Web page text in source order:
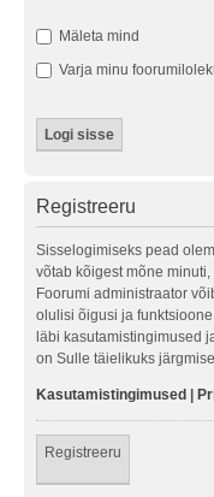
Mäleta mind
Varja minu
Registreeru
Sisselogimiseks pead
võtab kõigest mõne
Foorumi administraator
olulisi õigusi ja
läbi kasutamistingimused
on Sulle täielikuks
Kasutamistingimused
Registreeru